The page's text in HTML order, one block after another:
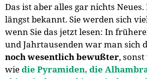
Das ist aber alles gar nichts
längst bekannt. Sie werden sich
wenn Sie das jetzt lesen: In
und Jahrtausenden war man sich
noch wesentlich bewußter,
wiedie Pyramiden, die